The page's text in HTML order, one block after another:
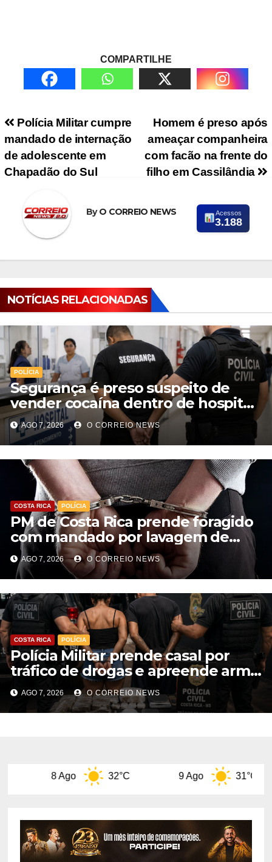
COMPARTILHE
Navegação de PostHomem é preso após
ameaçar companheira
com facão na frente do
filho em Cassilândia
Polícia Militar cumpre
mandado de internação
de adolescente em
Chapadão do Sul
ByO CORREIO NEWS Acessos
3.188
NOTÍCIAS RELACIONADAS
POLÍCIA
Segurança é preso suspeito de
vender cocaína dentro de hospital
e atuar para facção em Cassilândia
AGO 7, 2026 O CORREIO NEWS
COSTA RICA POLÍCIA
PM de Costa Rica prende foragido
com mandado por lavagem de
dinheiro e estelionato
AGO 7, 2026 O CORREIO NEWS
COSTA RICA POLÍCIA
Polícia Militar prende casal por
tráfico de drogas e apreende arma
de fogo em Costa Rica
AGO 7, 2026 O CORREIO NEWS
32°C 9 Ago 31°C 10